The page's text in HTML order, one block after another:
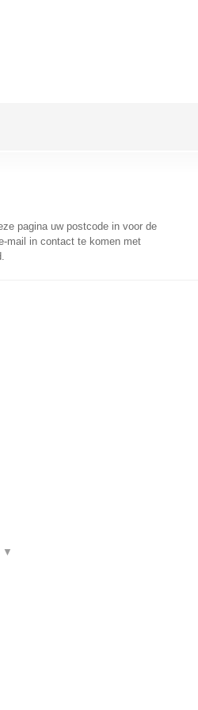
pagina uw postcode in voor de
mail in contact te komen met
▼